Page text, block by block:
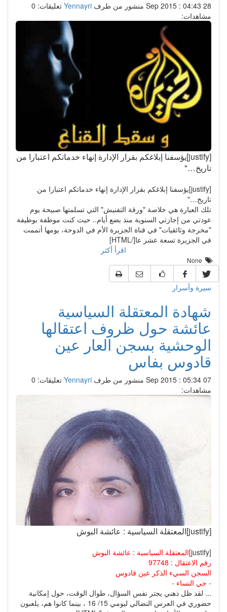
منشور من طرفYennayri تعليقات: 0
مشاهدات:
[justify]يؤسفنا إبلاغكم بقرار الإدارة إنهاء خدماتكم اعتبارا من
تاريخ…"
[justify]يؤسفنا إبلاغكم بقرار الإدارة إنهاء خدماتكم اعتبارا من
تاريخ…"
تلك العبارة هي خلاصة "ورقة التفنيش" التي تسلمتها صبيحة يوم
عودتي من إجازتي السنوية منذ بضع أيام.. حيث كنت موظفة بوظيفة
"مخرجة وثائقيات" في قناة الجزيرة الأم في الدوحة، يومها أتممت
في الجزيرة تسعة عشر عا[/HTML]
اقرأ أكثر
None
سيرة وأسرار
شهادة المعتقلة السياسية
عائشة حول ظروف اعتقالها
الوحشية بسجن العار عين
قادوس بفاس
07 Sep 2015 : 05:34 منشور من طرفYennayri تعليقات: 0
مشاهدات:
المعتقلة السياسية : عائشة البوش
رقم الاعتقال : 97748
السجن السيء الذكر عين قادوس
- حي النساء -
... لقد ظل ذهني يجتر نفس السؤال، طوال الوقت، حول إمكانية
حضوري في العرس النضالي ليومي 15/ 16 ، بينما كانوا هم، يلعبون